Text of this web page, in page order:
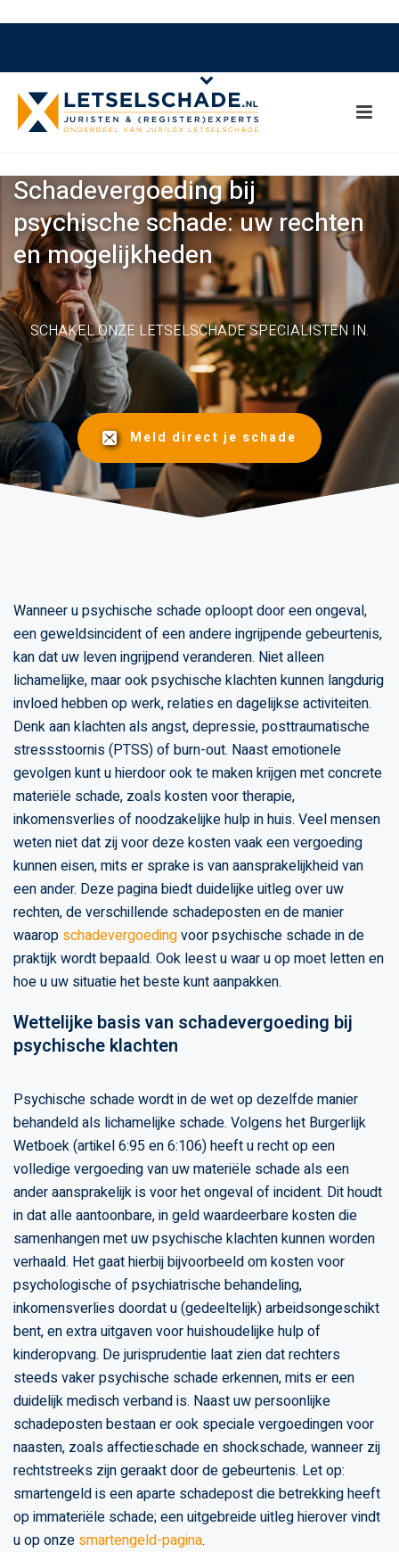
Schadevergoeding bij
psychische schade: uw rechten
en mogelijkheden
SCHAKEL ONZE LETSELSCHADE SPECIALISTEN IN.
Meld direct je schade
Wanneer u psychische schade oploopt door een ongeval,
een geweldsincident of een andere ingrijpende gebeurtenis,
kan dat uw leven ingrijpend veranderen. Niet alleen
lichamelijke, maar ook psychische klachten kunnen langdurig
invloed hebben op werk, relaties en dagelijkse activiteiten.
Denk aan klachten als angst, depressie, posttraumatische
stressstoornis (PTSS) of burn-out. Naast emotionele
gevolgen kunt u hierdoor ook te maken krijgen met concrete
materiële schade, zoals kosten voor therapie,
inkomensverlies of noodzakelijke hulp in huis. Veel mensen
weten niet dat zij voor deze kosten vaak een vergoeding
kunnen eisen, mits er sprake is van aansprakelijkheid van
een ander. Deze pagina biedt duidelijke uitleg over uw
rechten, de verschillende schadeposten en de manier
waarop schadevergoedingvoor psychische schade in de
praktijk wordt bepaald. Ook leest u waar u op moet letten en
hoe u uw situatie het beste kunt aanpakken.
Wettelijke basis van schadevergoeding bij
psychische klachten
Psychische schade wordt in de wet op dezelfde manier
behandeld als lichamelijke schade. Volgens het Burgerlijk
Wetboek (artikel 6:95 en 6:106) heeft u recht op een
volledige vergoeding van uw materiële schade als een
ander aansprakelijk is voor het ongeval of incident. Dit houdt
in dat alle aantoonbare, in geld waardeerbare kosten die
samenhangen met uw psychische klachten kunnen worden
verhaald. Het gaat hierbij bijvoorbeeld om kosten voor
psychologische of psychiatrische behandeling,
inkomensverlies doordat u (gedeeltelijk) arbeidsongeschikt
bent, en extra uitgaven voor huishoudelijke hulp of
kinderopvang. De jurisprudentie laat zien dat rechters
steeds vaker psychische schade erkennen, mits er een
duidelijk medisch verband is. Naast uw persoonlijke
schadeposten bestaan er ook speciale vergoedingen voor
naasten, zoals affectieschade en shockschade, wanneer zij
rechtstreeks zijn geraakt door de gebeurtenis. Let op:
smartengeld is een aparte schadepost die betrekking heeft
op immateriële schade; een uitgebreide uitleg hierover vindt
u op onze smartengeld-pagina.